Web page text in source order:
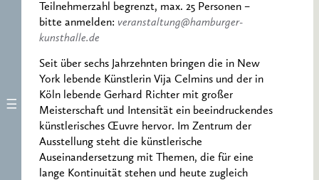
Teilnehmerzahl begrenzt, max. 25 Personen –
bitte anmelden: veranstaltung@hamburger-
kunsthalle.de
Seit über sechs Jahrzehnten bringen die in New
York lebende Künstlerin Vija Celmins und der in
Köln lebende Gerhard Richter mit großer
Meisterschaft und Intensität ein beeindruckendes
künstlerisches Œuvre hervor. Im Zentrum der
Ausstellung steht die künstlerische
Auseinandersetzung mit Themen, die für eine
lange Kontinuität stehen und heute zugleich